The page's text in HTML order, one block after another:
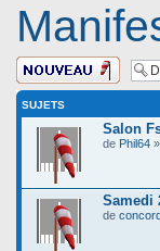
Ecrire un nouveau
sujet
SUJETS
Salon
de Phil64
Samedi
de